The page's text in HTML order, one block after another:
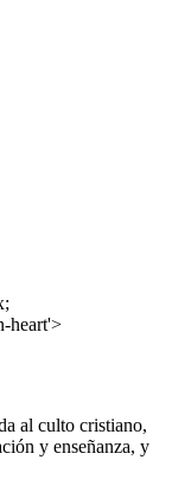
heart'>
al culto cristiano,
y enseñanza, y